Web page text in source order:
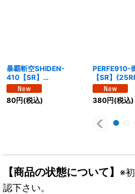
暴覇斬空SHIDEN-
410【SR】
{25RP1S9/S11}《多》
80円(税込)
PERFE910-
【SR】
《多》
380円(税込)
【商品の状態について】 ※
認下さい。